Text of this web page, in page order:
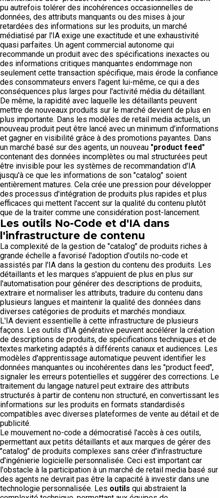
pu autrefois tolérer des incohérences occasionnelles de
données, des attributs manquants ou des mises à jour
retardées des informations sur les produits, un marché
médiatisé par l'IA exige une exactitude et une exhaustivité
quasi parfaites. Un agent commercial autonome qui
recommande un produit avec des spécifications inexactes ou
des informations critiques manquantes endommage non
seulement cette transaction spécifique, mais érode la confiance
des consommateurs envers l'agent lui-même, ce qui a des
conséquences plus larges pour l'activité média du détaillant.
De même, la rapidité avec laquelle les détaillants peuvent
mettre de nouveaux produits sur le marché devient de plus en
plus importante. Dans les modèles de retail media actuels, un
nouveau produit peut être lancé avec un minimum d'informations
et gagner en visibilité grâce à des promotions payantes. Dans
un marché basé sur des agents, un nouveau "product feed"
contenant des données incomplètes ou mal structurées peut
être invisible pour les systèmes de recommandation d'IA
jusqu'à ce que les informations de son "catalog" soient
entièrement matures. Cela crée une pression pour développer
des processus d'intégration de produits plus rapides et plus
efficaces qui mettent l'accent sur la qualité du contenu plutôt
que de la traiter comme une considération post-lancement.
Les outils No-Code et d'IA dans
l'infrastructure de contenu
La complexité de la gestion de "catalog" de produits riches à
grande échelle a favorisé l'adoption d'outils no-code et
assistés par l'IA dans la gestion du contenu des produits. Les
détaillants et les marques s'appuient de plus en plus sur
l'automatisation pour générer des descriptions de produits,
extraire et normaliser les attributs, traduire du contenu dans
plusieurs langues et maintenir la qualité des données dans
diverses catégories de produits et marchés mondiaux.
L'IA devient essentielle à cette infrastructure de plusieurs
façons. Les outils d'IA générative peuvent accélérer la création
de descriptions de produits, de spécifications techniques et de
textes marketing adaptés à différents canaux et audiences. Les
modèles d'apprentissage automatique peuvent identifier les
données manquantes ou incohérentes dans les "product feed",
signaler les erreurs potentielles et suggérer des corrections. Le
traitement du langage naturel peut extraire des attributs
structurés à partir de contenu non structuré, en convertissant les
informations sur les produits en formats standardisés
compatibles avec diverses plateformes de vente au détail et de
publicité.
Le mouvement no-code a démocratisé l'accès à ces outils,
permettant aux petits détaillants et aux marques de gérer des
"catalog" de produits complexes sans créer d'infrastructure
d'ingénierie logicielle personnalisée. Ceci est important car
l'obstacle à la participation à un marché de retail media basé sur
des agents ne devrait pas être la capacité à investir dans une
technologie personnalisée. Les outils qui abstraient la